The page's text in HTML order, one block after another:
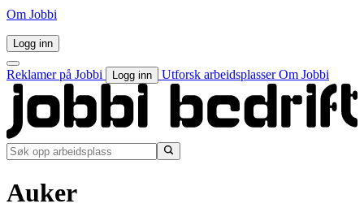
Om Jobbi
Logg inn
Reklamer på Jobbi Logg inn Utforsk arbeidsplasserOm Jobbi
Auker